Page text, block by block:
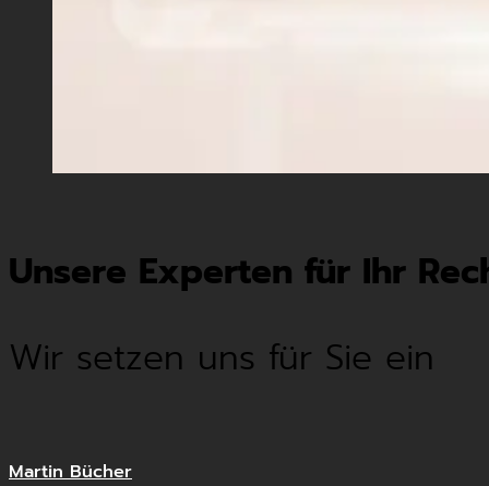
Unsere Experten für Ihr
Wir setzen uns für Sie ein
Martin Bücher